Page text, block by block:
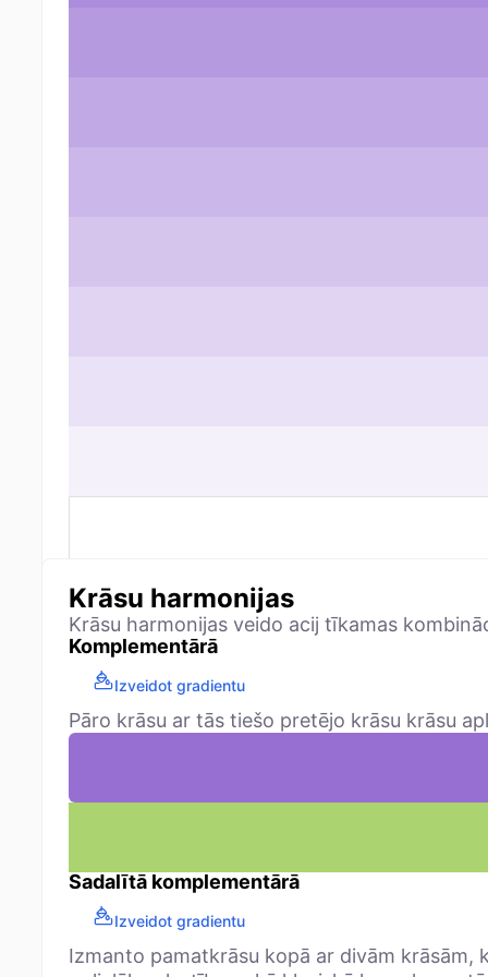
Krāsu harmonijas
Krāsu harmonijas veido acij tīkamas
Komplementārā
Izveidot gradientu
Pāro krāsu ar tās tiešo pretējo krāsu krāsu
Sadalītā komplementārā
Izveidot gradientu
Izmanto pamatkrāsu kopā ar divām